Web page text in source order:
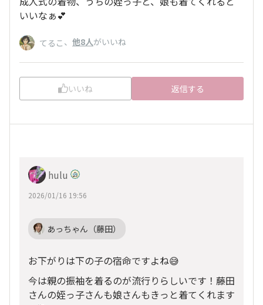
いいなぁ💕
てるこ 、 他8人がいいね
いいね 返信する
hulu
2026/01/16 19:56
あっちゃん（藤田）
お下がりは下の子の宿命ですよね😅
今は親の振袖を着るのが流行りらしいです！藤田
さんの姪っ子さんも娘さんもきっと着てくれます